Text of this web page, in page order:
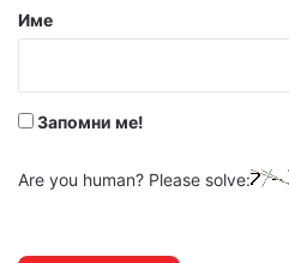
р
Име
Запомни ме!
Are you human? Please solve: